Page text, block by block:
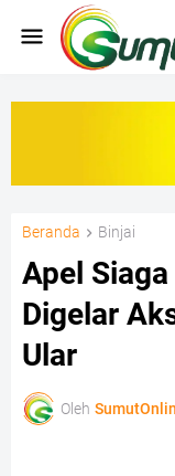
Beranda Binjai
Apel
Digelar
Ular
Oleh